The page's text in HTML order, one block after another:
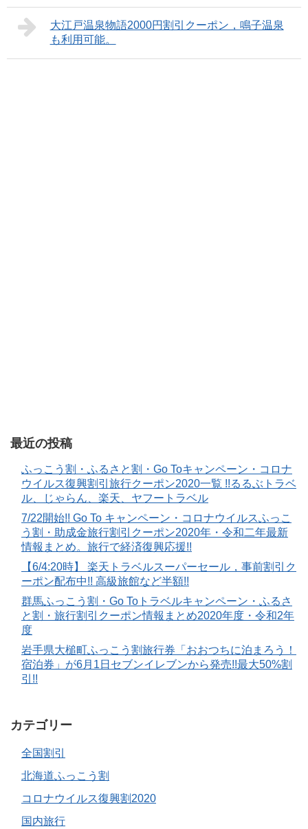
大江戸温泉物語2000円割引クーポン，鳴子温泉
も利用可能。
最近の投稿
ふっこう割・ふるさと割・Go Toキャンペーン・コロナ
ウイルス復興割引旅行クーポン2020一覧 !!るるぶトラベ
ル、じゃらん、楽天、ヤフートラベル
7/22開始!! Go To キャンペーン・コロナウイルスふっこ
う割・助成金旅行割引クーポン2020年・令和二年最新
情報まとめ。旅行で経済復興応援!!
【6/4:20時】 楽天トラベルスーパーセール，事前割引ク
ーポン配布中!! 高級旅館など半額!!
群馬ふっこう割・Go Toトラベルキャンペーン・ふるさ
と割・旅行割引クーポン情報まとめ2020年度・令和2年
度
岩手県大槌町ふっこう割旅行券「おおつちに泊まろう！
宿泊券」が6月1日セブンイレブンから発売!!最大50%割
引!!
カテゴリー
全国割引
北海道ふっこう割
コロナウイルス復興割2020
国内旅行